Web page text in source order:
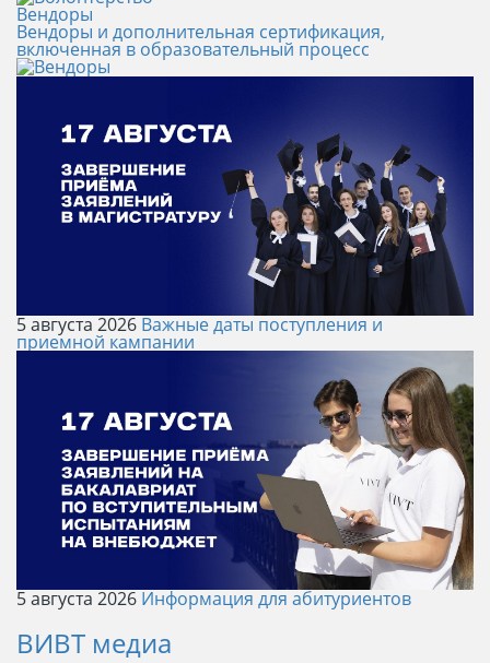
Вендоры
Вендоры и дополнительная сертификация,
включенная в образовательный процесс
Новости
5 августа 2026Важные даты поступления и
приемной кампании
5 августа 2026 Информация для абитуриентов
ВИВТ медиа